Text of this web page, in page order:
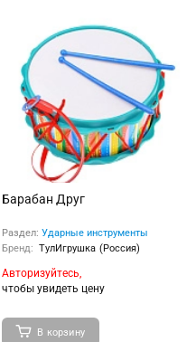
Барабан Друг
Раздел: Ударные инструменты
Бренд: ТулИгрушка (Россия)
Авторизуйтесь,
чтобы увидеть цену
В корзину